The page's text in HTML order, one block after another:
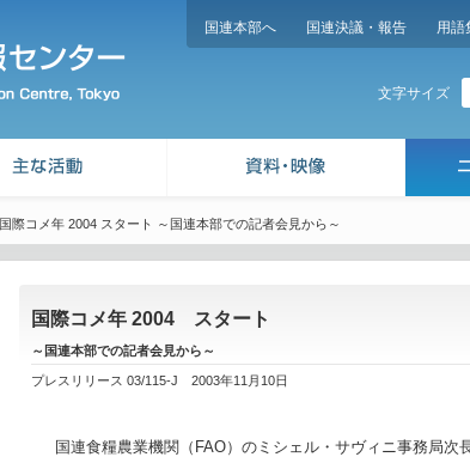
国連本部へ 国連決議・報告 用語
文字サイズ
国際コメ年 2004 スタート ～国連本部での記者会見から～
国際コメ年 2004 スタート
～国連本部での記者会見から～
プレスリリース 03/115-J 2003年11月10日
国連食糧農業機関（FAO）のミシェル・サヴィニ事務局